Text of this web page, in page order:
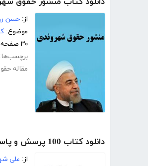
از: حسن
موضوع:
۳۰ صفحه
برچسب‌ها:
مقاله
دانلود کتاب 100 پرسش و پاسخ در فقه و حقوق اقتصادی
از: علی